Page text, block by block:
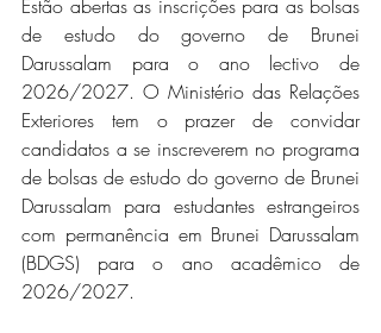
Estão abertas as inscrições para as bolsas
de estudo do governo de Brunei
Darussalam para o ano lectivo de
2026/2027. O Ministério das Relações
Exteriores tem o prazer de convidar
candidatos a se inscreverem no programa
de bolsas de estudo do governo de Brunei
Darussalam para estudantes estrangeiros
com permanência em Brunei Darussalam
(BDGS) para o ano acadêmico de
2026/2027.